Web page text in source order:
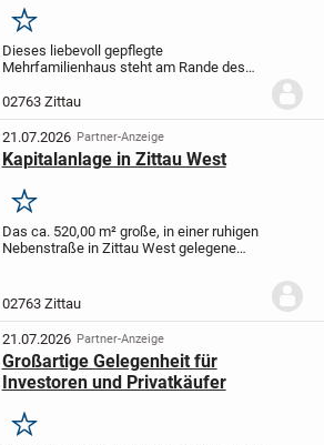
Merken
Dieses liebevoll gepflegte
Mehrfamilienhaus steht am Rande des
Drei schöne, knapp 70m² große
Etagenwohnungen mit Wohnküche,
Wohnzimmer, Schlafzimmer und Bad...
02763 Zittau
21.07.2026 Partner-Anzeige
Kapitalanlage in Zittau West
Merken
Das ca. 520,00 m² große, in einer ruhigen
Nebenstraße in Zittau West gelegene
Wohnfläche. Alle 7 Wohnungen, davon 6 x
02763 Zittau
21.07.2026 Partner-Anzeige
Großartige Gelegenheit für
Investoren und Privatkäufer
Merken